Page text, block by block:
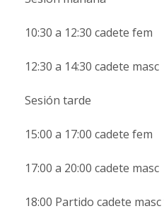
10:30 a 12:30 cadete fem
12:30 a 14:30 cadete masc
Sesión tarde
15:00 a 17:00 cadete fem
17:00 a 20:00 cadete masc
18:00 Partido cadete